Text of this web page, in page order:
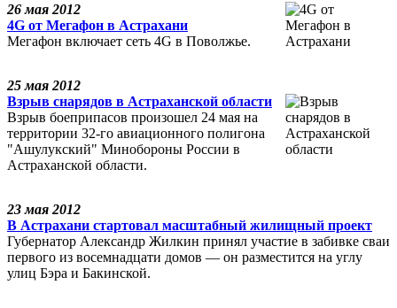
26 мая 2012
4G от Мегафон в Астрахани
Мегафон включает сеть 4G в Поволжье.
25 мая 2012
Взрыв снарядов в Астраханской области
Взрыв боеприпасов произошел 24 мая на
территории 32-го авиационного полигона
"Ашулукский" Минобороны России в
Астраханской области.
23 мая 2012
В Астрахани стартовал масштабный жилищный проект
Губернатор Александр Жилкин принял участие в забивке сваи
первого из восемнадцати домов — он разместится на углу
улиц Бэра и Бакинской.